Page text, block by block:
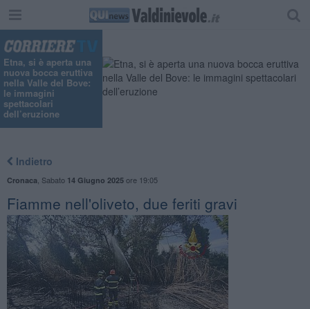
Etna, si è aperta una
nuova bocca eruttiva
nella Valle del Bove:
le immagini
spettacolari
dell’eruzione
Indietro
Cronaca Sabato 14 Giugno 2025ore 19:05
Fiamme nell'oliveto, due feriti gravi